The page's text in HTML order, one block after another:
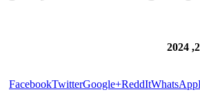
FacebookTwitterGoogle+ReddItWhatsApp